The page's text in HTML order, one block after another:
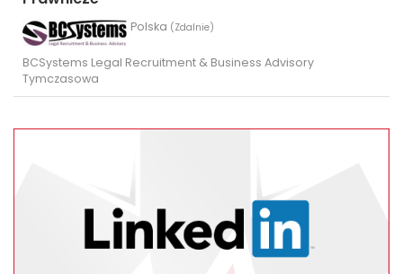
Polska(Zdalnie)
BCSystems Legal Recruitment & Business Advisory